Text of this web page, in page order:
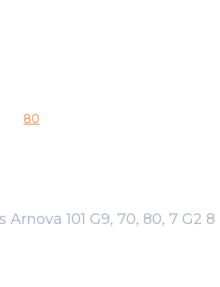
80
101 G9, 70, 80, 7 G2 8